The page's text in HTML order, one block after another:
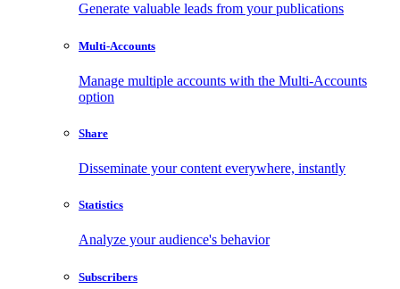
Generate valuable leads from your publications
Multi-Accounts
Manage multiple accounts with the Multi-Accounts
option
Share
Disseminate your content everywhere, instantly
Statistics
Analyze your audience's behavior
Subscribers